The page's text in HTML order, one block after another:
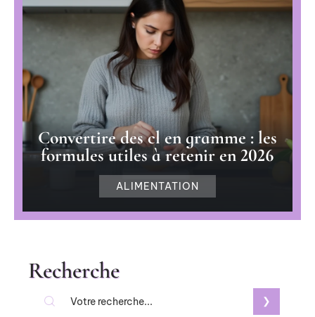
Convertire des cl en gramme : les
formules utiles à retenir en 2026
ALIMENTATION
Recherche